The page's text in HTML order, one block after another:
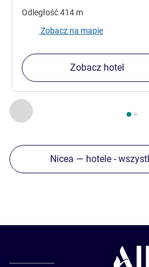
Poprzedni - Inne nasze
Strona , Inne nasze
Odległość414 m
Zobacz na mapie
Zobacz hotel
Nicea — hotele -